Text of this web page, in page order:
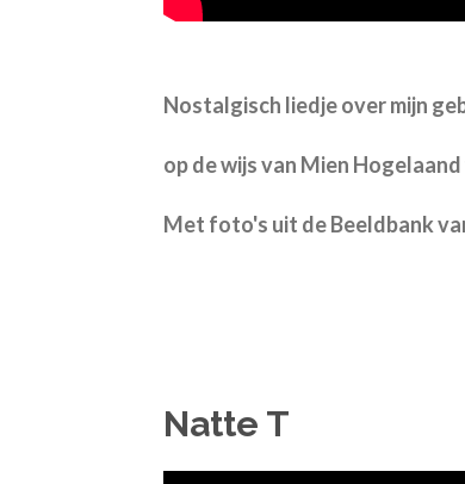
Nostalgisch liedje over mijn
op de wijs van Mien
Met foto's uit de Beeldbank
Natte T